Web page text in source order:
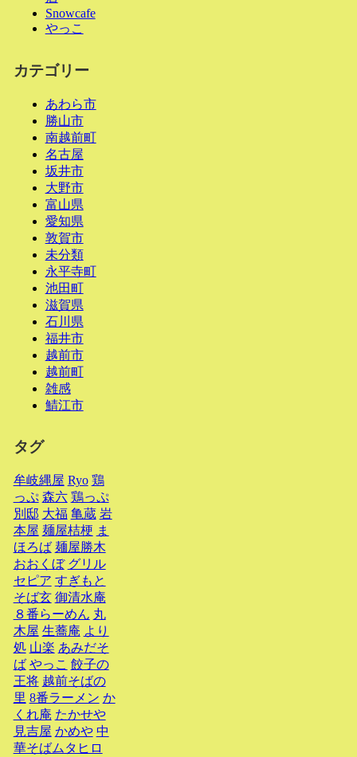
Snowcafe
やっこ
カテゴリー
あわら市
勝山市
南越前町
名古屋
坂井市
大野市
富山県
愛知県
敦賀市
未分類
永平寺町
池田町
滋賀県
石川県
福井市
越前市
越前町
雑感
鯖江市
タグ
牟岐縄屋 Ryo 鶏
っぷ 森六 鶏っぷ
別邸 大福 亀蔵 岩
本屋 麺屋桔梗 ま
ほろば 麺屋勝木
おおくぼ グリル
セピア すぎもと
そば玄 御清水庵
８番らーめん 丸
木屋 生蕎庵 より
処 山楽 あみだそ
ば やっこ 餃子の
王将 越前そばの
里 8番ラーメン か
くれ庵 たかせや
見吉屋 かめや 中
華そばムタヒロ